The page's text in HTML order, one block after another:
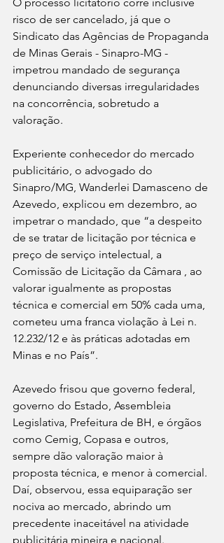
risco de ser cancelado, já que o
Sindicato das Agências de Propaganda
de Minas Gerais - Sinapro-MG -
impetrou mandado de segurança
denunciando diversas irregularidades
na concorrência, sobretudo a
valoração.
Experiente conhecedor do mercado
publicitário, o advogado do
Sinapro/MG, Wanderlei Damasceno de
Azevedo, explicou em dezembro, ao
impetrar o mandado, que “a despeito
de se tratar de licitação por técnica e
preço de serviço intelectual, a
Comissão de Licitação da Câmara , ao
valorar igualmente as propostas
técnica e comercial em 50% cada uma,
cometeu uma franca violação à Lei n.
12.232/12 e às práticas adotadas em
Minas e no País”.
Azevedo frisou que governo federal,
governo do Estado, Assembleia
Legislativa, Prefeitura de BH, e órgãos
como Cemig, Copasa e outros,
sempre dão valoração maior à
proposta técnica, e menor à comercial.
Daí, observou, essa equiparação ser
nociva ao mercado, abrindo um
precedente inaceitável na atividade
publicitária mineira e nacional.